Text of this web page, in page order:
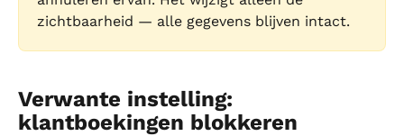
zichtbaarheid — alle gegevens blijven intact.
Verwante instelling:
klantboekingen blokkeren